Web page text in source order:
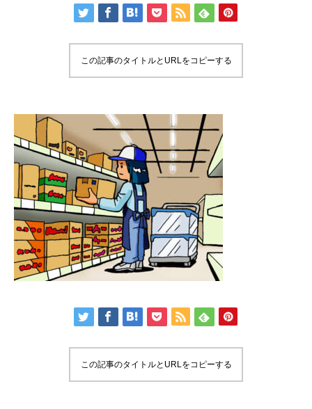
この記事のタイトルとURLをコピーする
この記事のタイトルとURLをコピーする